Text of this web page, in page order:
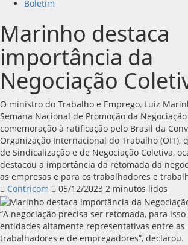
Boletim
Marinho destaca
importância da
Negociação
O ministro do Trabalho e Emprego, Luiz
Semana Nacional de Promoção da
comemoração à ratificação pelo Brasil da
Organização Internacional do Trabalho (OIT),
de Sindicalização e de Negociação Coletiva,
destacou a importância da retomada da
as empresas e para os trabalhadores e
Contricom
05/12/2023 2 minutos lidos
“A negociação precisa ser retomada, para
entidades altamente representativas entre as
trabalhadores e de empregadores”, declarou.